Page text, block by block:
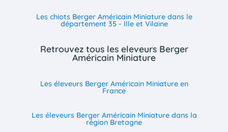
Les chiots Berger Américain Miniature dans le
département 35 - Ille et Vilaine
Retrouvez tous les eleveurs Berger
Américain Miniature
Les éleveurs Berger Américain Miniature en
France
Les éleveurs Berger Américain Miniature dans la
région Bretagne